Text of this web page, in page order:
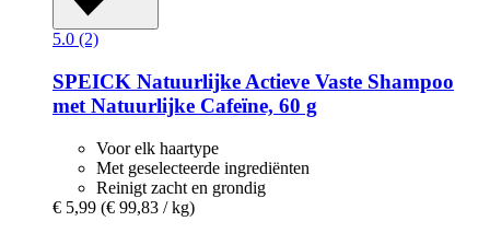
5.0 (2)
SPEICK Natuurlijke Actieve Vaste Shampoo
met Natuurlijke Cafeïne, 60 g
Voor elk haartype
Met geselecteerde ingrediënten
Reinigt zacht en grondig
€ 5,99 (€ 99,83 / kg)